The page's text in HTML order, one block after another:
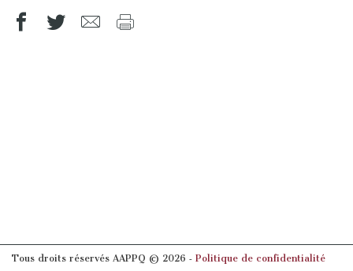
Tous droits réservés AAPPQ © 2026 ‐ Politique de confidentialité